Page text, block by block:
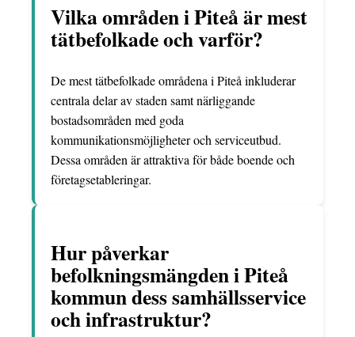
Vilka områden i Piteå är mest
tätbefolkade och varför?
De mest tätbefolkade områdena i Piteå inkluderar
centrala delar av staden samt närliggande
bostadsområden med goda
kommunikationsmöjligheter och serviceutbud.
Dessa områden är attraktiva för både boende och
företagsetableringar.
Hur påverkar
befolkningsmängden i Piteå
kommun dess samhällsservice
och infrastruktur?